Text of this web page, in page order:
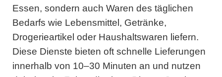
Essen, sondern auch Waren des täglichen
Bedarfs wie Lebensmittel, Getränke,
Drogerieartikel oder Haushaltswaren liefern.
Diese Dienste bieten oft schnelle Lieferungen
innerhalb von 10–30 Minuten an und nutzen